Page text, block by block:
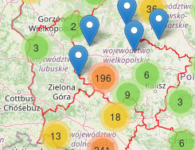
2
3
36
6
3
6
9
196
13
18